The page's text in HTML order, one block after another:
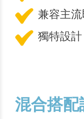
兼容主流
獨特設
混合搭配